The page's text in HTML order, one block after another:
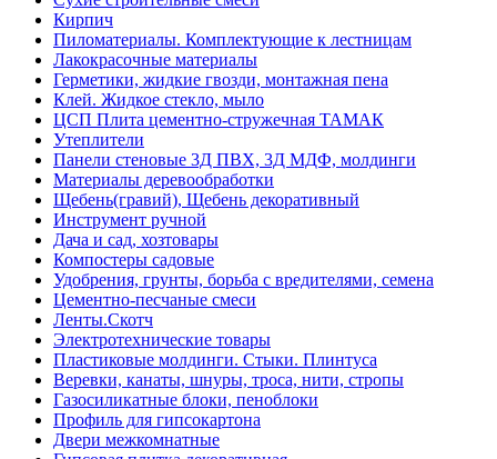
Кирпич
Пиломатериалы. Комплектующие к лестницам
Лакокрасочные материалы
Герметики, жидкие гвозди, монтажная пена
Клей. Жидкое стекло, мыло
ЦСП Плита цементно-стружечная ТАМАК
Утеплители
Панели стеновые 3Д ПВХ, 3Д МДФ, молдинги
Материалы деревообработки
Щебень(гравий), Щебень декоративный
Инструмент ручной
Дача и сад, хозтовары
Компостеры садовые
Удобрения, грунты, борьба с вредителями, семена
Цементно-песчаные смеси
Ленты.Скотч
Электротехнические товары
Пластиковые молдинги. Стыки. Плинтуса
Веревки, канаты, шнуры, троса, нити, стропы
Газосиликатные блоки, пеноблоки
Профиль для гипсокартона
Двери межкомнатные